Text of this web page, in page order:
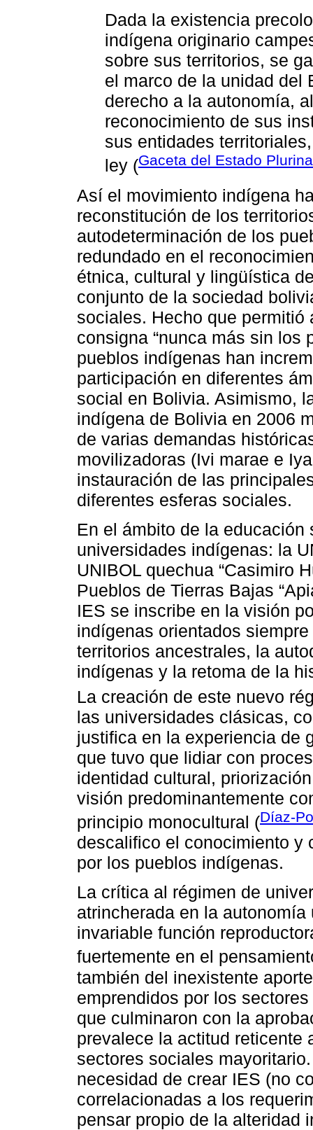
Dada la existencia
indígena originario
sobre sus territorios, se
el marco de la unidad del
derecho a la autonomía,
reconocimiento de sus
sus entidades
ley (Gaceta del Estado
Así el movimiento indígena
reconstitución de los
autodeterminación de los
redundado en el
étnica, cultural y lingüística
conjunto de la sociedad
sociales. Hecho que
consigna “nunca más sin los
pueblos indígenas han
participación en diferentes
social en Bolivia. Asimismo,
indígena de Bolivia en 2006
de varias demandas
movilizadoras (Ivi marae e
instauración de las
diferentes esferas sociales.
En el ámbito de la
universidades indígenas: la
UNIBOL quechua “Casimiro
Pueblos de Tierras Bajas
IES se inscribe en la visión
indígenas orientados
territorios ancestrales, la
indígenas y la retoma de la
La creación de este nuevo
las universidades clásicas,
justifica en la experiencia de
que tuvo que lidiar con
identidad cultural,
visión predominantemente
principio monocultural (Díaz-
descalifico el conocimiento y
por los pueblos indígenas.
La crítica al régimen de
atrincherada en la
invariable función
fuertemente en el
también del inexistente
emprendidos por los
que culminaron con la
prevalece la actitud reticente
sectores sociales
necesidad de crear IES (no
correlacionadas a los
pensar propio de la alteridad